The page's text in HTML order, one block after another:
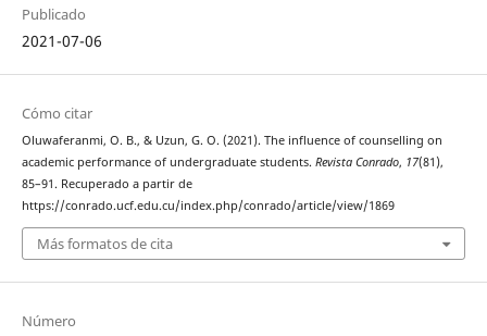
Publicado
2021-07-06
Cómo citar
Oluwaferanmi, O. B., & Uzun, G. O. (2021). The influence of counselling on
academic performance of undergraduate students. Revista Conrado, 17(81),
85–91. Recuperado a partir de
https://conrado.ucf.edu.cu/index.php/conrado/article/view/1869
Más formatos de cita
Número